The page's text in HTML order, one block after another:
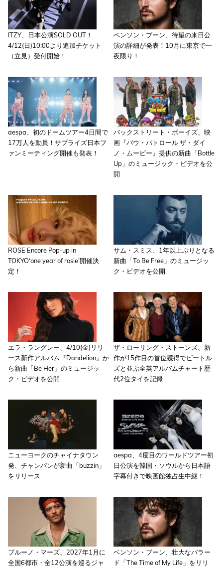
ITZY、日本公演SOLD OUT！
4/12(日)10:00より追加チケット
（立見）受付開始！
ベンソン・ブーン、待望の来日公
演の詳細が発表！10月に東京で一
夜限り！
aespa、初のドームツアー4日間で
17万人を動員！サプライズ日本フ
ァンミーティング開催も発表！
バックストリート・ボーイズ、映
画『パウ・パトロール ザ・ダイ
ノ・ムービー』提供の新曲「Bottle
Up」のミュージック・ビデオを公
開
ROSE Encore Pop-up in
TOKYO‘one year of rosie’開催決
定！
サム・スミス、1年以上ぶりとなる
新曲「To Be Free」のミュージッ
ク・ビデオを公開
エラ・ラングレー、4/10(金)リリ
ース新作アルバム『Dandelion』か
ら新曲「Be Her」のミュージッ
ク・ビデオを公開
ザ・ローリング・ストーンズ、新
作が15作目の首位獲得でビートル
ズと並ぶ全英アルバムチャート歴
代2位タイを記録
ニューヨークのチャイナタウン
発、チャンパンが新曲「buzzin」
をリリース
aespa、4度目のワールドツアー初
日公演を韓国・ソウルから日本語
字幕付きで映画館独占生中継！
ブルーノ・マーズ、2027年1月に
全国6都市・全12公演を巡るジャ
ベンソン・ブーン、壮大なバラー
ド「The Time of My Life」をリリ